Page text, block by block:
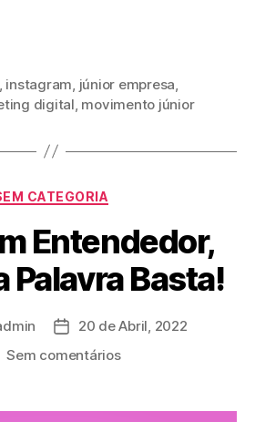
instagram júnior empresa
digital movimento júnior
CATEGORIA
Entendedor,
Palavra Basta!
20 de Abril, 2022
Sem comentários